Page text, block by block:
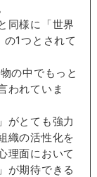
同様に「世界
1つとされて
の中でもっと
われていま
がとても強力
織の活性化を
理面において
が期待できる